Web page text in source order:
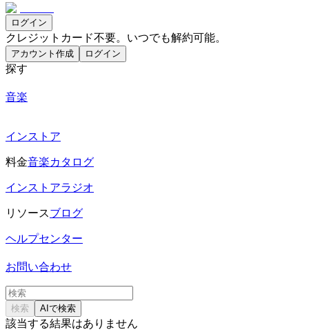
ログイン
クレジットカード不要。いつでも解約可能。
アカウント作成 ログイン
探す
音楽
インストア
料金音楽カタログ
インストアラジオ
リソースブログ
ヘルプセンター
お問い合わせ
検索 AIで検索
該当する結果はありません